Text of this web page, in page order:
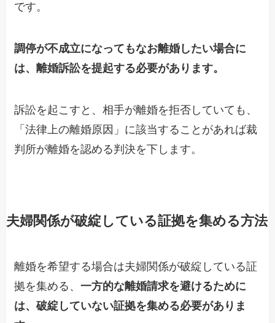
です。
調停が不成立になってもなお離婚したい場合に
は、離婚訴訟を提起する必要があります。
訴訟を起こすと 、相手が離婚を拒否していて も、
「法律上の離婚原因」 に該当することがあれば裁
判所が離婚を認める判決を下します。
夫婦関係が破綻している証拠を集める方法
離婚を希望する場合は夫婦関係が破綻している証
拠を集める、一方的な離婚請求を避けるために
は、破綻していない証拠を集める必要がありま